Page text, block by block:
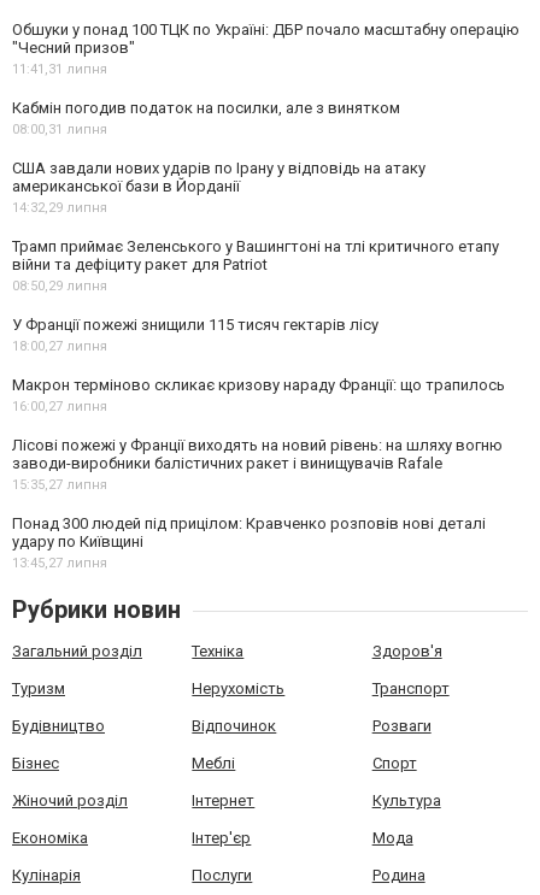
Обшуки у понад 100 ТЦК по Україні: ДБР почало масштабну операцію
"Чесний призов"
11:41,31 липня
Кабмін погодив податок на посилки, але з винятком
08:00,31 липня
США завдали нових ударів по Ірану у відповідь на атаку
американської бази в Йорданії
14:32,29 липня
Трамп приймає Зеленського у Вашингтоні на тлі критичного етапу
війни та дефіциту ракет для Patriot
08:50,29 липня
У Франції пожежі знищили 115 тисяч гектарів лісу
18:00,27 липня
Макрон терміново скликає кризову нараду Франції: що трапилось
16:00,27 липня
Лісові пожежі у Франції виходять на новий рівень: на шляху вогню
заводи-виробники балістичних ракет і винищувачів Rafale
15:35,27 липня
Понад 300 людей під прицілом: Кравченко розповів нові деталі
удару по Київщині
13:45,27 липня
Рубрики новин
Загальний розділ Техніка Здоров'я
Туризм Нерухомість Транспорт
Будівництво Відпочинок Розваги
Бізнес Меблі Спорт
Жіночий розділ Інтернет Культура
Економіка Інтер'єр Мода
Кулінарія Послуги Родина